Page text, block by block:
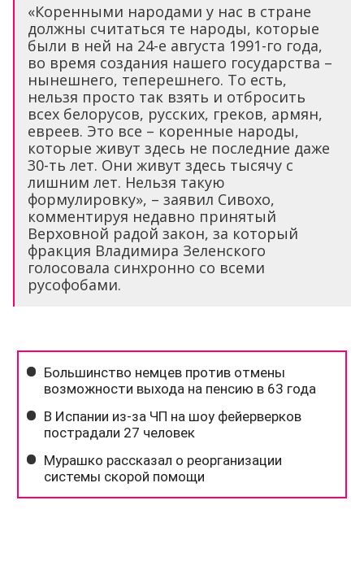
«Коренными народами у нас в стране
должны считаться те народы, которые
были в ней на 24-е августа 1991-го года,
во время создания нашего государства –
нынешнего, теперешнего. То есть,
нельзя просто так взять и отбросить
всех белорусов, русских, греков, армян,
евреев. Это все – коренные народы,
которые живут здесь не последние даже
30-ть лет. Они живут здесь тысячу с
лишним лет. Нельзя такую
формулировку», – заявил Сивохо,
комментируя недавно принятый
Верховной радой закон, за который
фракция Владимира Зеленского
голосовала синхронно со всеми
русофобами.